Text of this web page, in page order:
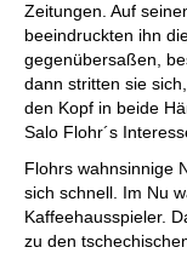
Zeitungen. Auf
beeindruckten ihn
gegenübersaßen,
dann stritten sie
den Kopf in beide
Salo Flohr´s
Flohrs wahnsinnige
sich schnell. Im Nu
Kaffeehausspieler.
zu den